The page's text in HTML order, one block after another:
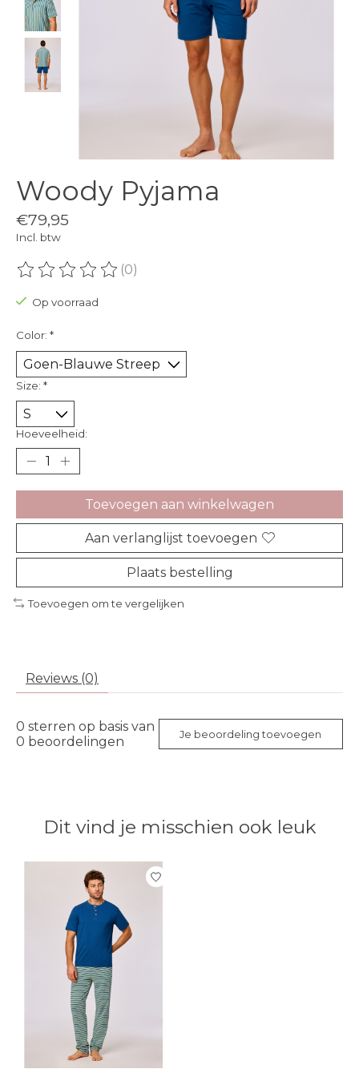
Woody Pyjama
€79,95
Incl. btw
De beoordeling van dit product is
(0)
Op voorraad
Color: *
Size: *
Hoeveelheid:
Toevoegen aan winkelwagen
Aan verlanglijst toevoegen
Plaats bestelling
Toevoegen om te vergelijken
Reviews (0)
0 sterren op basis van
0 beoordelingen Je beoordeling toevoegen
Dit vind je misschien ook leuk
Items van productcarrousel